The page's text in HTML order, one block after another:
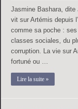
Jasmine Bashara, dite
vit sur Artémis depuis
comme sa poche :
classes sociales, du
corruption. La vie sur
fortuné ou …
Lire la suite »